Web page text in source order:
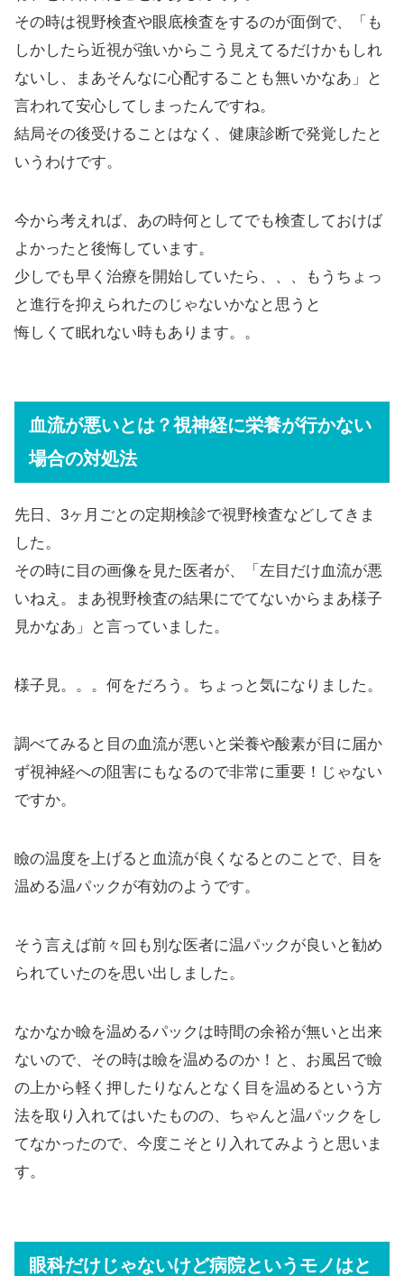
その時は視野検査や眼底検査をするのが面倒で、「も
しかしたら近視が強いからこう見えてるだけかもしれ
ないし、まあそんなに心配することも無いかなあ」と
言われて安心してしまったんですね。
結局その後受けることはなく、健康診断で発覚したと
いうわけです。
今から考えれば、あの時何としてでも検査しておけば
よかったと後悔しています。
少しでも早く治療を開始していたら、、、もうちょっ
と進行を抑えられたのじゃないかなと思うと
悔しくて眠れない時もあります。。
血流が悪いとは？視神経に栄養が行かない
場合の対処法
先日、3ヶ月ごとの定期検診で視野検査などしてきま
した。
その時に目の画像を見た医者が、「左目だけ血流が悪
いねえ。まあ視野検査の結果にでてないからまあ様子
見かなあ」と言っていました。
様子見。。。何をだろう。ちょっと気になりました。
調べてみると目の血流が悪いと栄養や酸素が目に届か
ず視神経への阻害にもなるので非常に重要！じゃない
ですか。
瞼の温度を上げると血流が良くなるとのことで、目を
温める温パックが有効のようです。
そう言えば前々回も別な医者に温パックが良いと勧め
られていたのを思い出しました。
なかなか瞼を温めるパックは時間の余裕が無いと出来
ないので、その時は瞼を温めるのか！と、お風呂で瞼
の上から軽く押したりなんとなく目を温めるという方
法を取り入れてはいたものの、ちゃんと温パックをし
てなかったので、今度こそとり入れてみようと思いま
す。
眼科だけじゃないけど病院というモノはと